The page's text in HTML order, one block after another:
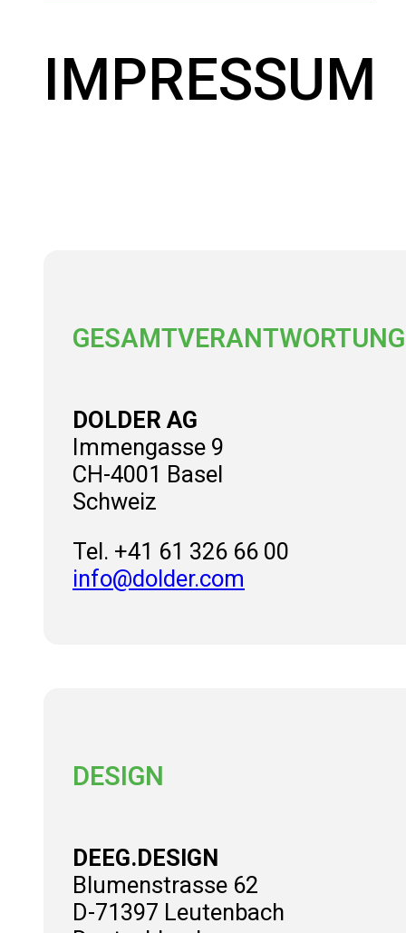
IMPRESSUM
GESAMTVERANTWORTUNG
DOLDER AG
Immengasse 9
CH-4001 Basel
Schweiz
Tel. +41 61 326 66 00
info@dolder.com
DESIGN
DEEG.DESIGN
Blumenstrasse 62
D-71397 Leutenbach